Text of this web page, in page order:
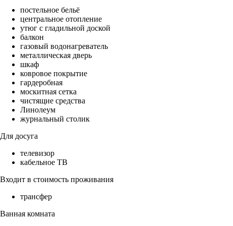
постельное бельё
центральное отопление
утюг с гладильной доской
балкон
газовый водонагреватель
металлическая дверь
шкаф
ковровое покрытие
гардеробная
москитная сетка
чистящие средства
Линолеум
журнальный столик
Для досуга
телевизор
кабельное ТВ
Входит в стоимость проживания
трансфер
Ванная комната